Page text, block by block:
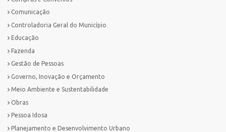
Comunicação
Controladoria Geral do Município
Educação
Fazenda
Gestão de Pessoas
Governo, Inovação e Orçamento
Meio Ambiente e Sustentabilidade
Obras
Pessoa Idosa
Planejamento e Desenvolvimento Urbano